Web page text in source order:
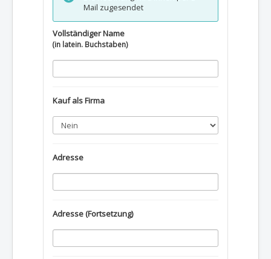
Mail zugesendet
Vollständiger Name
(in latein. Buchstaben)
Kauf als Firma
Adresse
Adresse (Fortsetzung)